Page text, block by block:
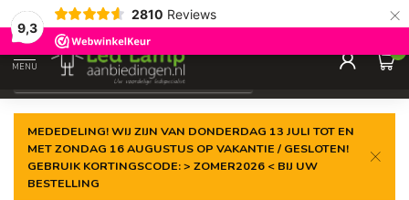
9,3
2810 Reviews ×
Gegarandeerde delaagste prijs
MENU
0
MEDEDELING! WIJ ZIJN VAN DONDERDAG 13 JULI TOT EN
MET ZONDAG 16 AUGUSTUS OP VAKANTIE / GESLOTEN!
GEBRUIK KORTINGSCODE: > ZOMER2026 < BIJ UW
BESTELLING